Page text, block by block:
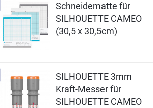
Schneidematte für
SILHOUETTE CAMEO
(30,5 x 30,5cm)
SILHOUETTE 3mm
Kraft-Messer für
SILHOUETTE CAMEO